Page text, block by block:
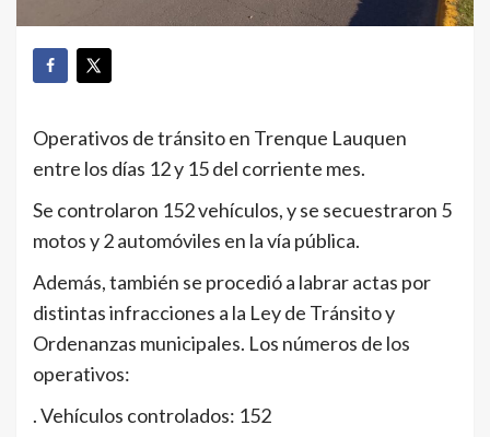
Operativos de tránsito en Trenque Lauquen
entre los días 12 y 15 del corriente mes.
Se controlaron 152 vehículos, y se secuestraron 5
motos y 2 automóviles en la vía pública.
Además, también se procedió a labrar actas por
distintas infracciones a la Ley de Tránsito y
Ordenanzas municipales. Los números de los
operativos:
. Vehículos controlados: 152